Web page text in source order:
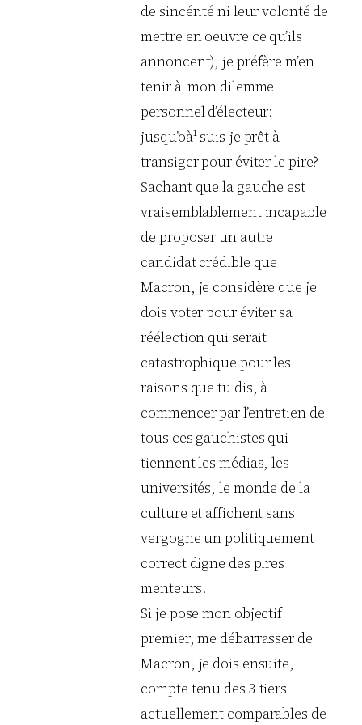
de sincérité ni leur volonté de
mettre en oeuvre ce qu’ils
annoncent), je préfère m’en
tenir à mon dilemme
personnel d’électeur:
jusqu’oà¹ suis-je prêt à
transiger pour éviter le pire?
Sachant que la gauche est
vraisemblablement incapable
de proposer un autre
candidat crédible que
Macron, je considère que je
dois voter pour éviter sa
réélection qui serait
catastrophique pour les
raisons que tu dis, à
commencer par l’entretien de
tous ces gauchistes qui
tiennent les médias, les
universités, le monde de la
culture et affichent sans
vergogne un politiquement
correct digne des pires
menteurs.
Si je pose mon objectif
premier, me débarrasser de
Macron, je dois ensuite,
compte tenu des 3 tiers
actuellement comparables de